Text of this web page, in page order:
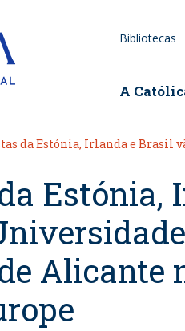
Back to homepageBibliotecas
A
da Estónia, Irlanda e Brasil
Estónia,
Alicante